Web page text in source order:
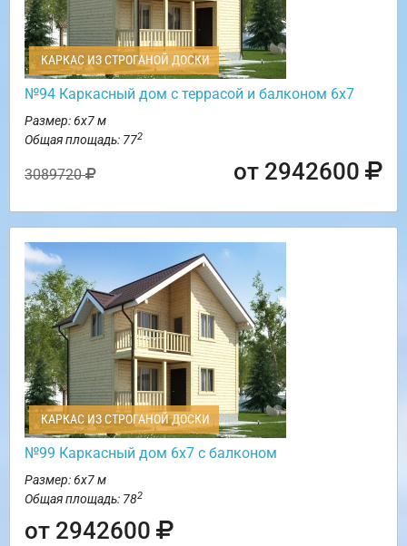
КАРКАС ИЗ СТРОГАНОЙ ДОСКИ
№94 Каркасный дом с террасой и балконом 6х7
Размер: 6х7 м
Общая площадь: 772
3089720 от 2942600
КАРКАС ИЗ СТРОГАНОЙ ДОСКИ
№99 Каркасный дом 6х7 с балконом
Размер: 6х7 м
Общая площадь: 782
от 2942600